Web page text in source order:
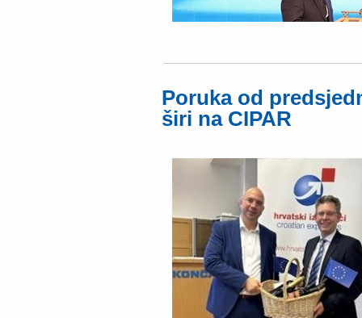
Poruka od
širi na CIPAR